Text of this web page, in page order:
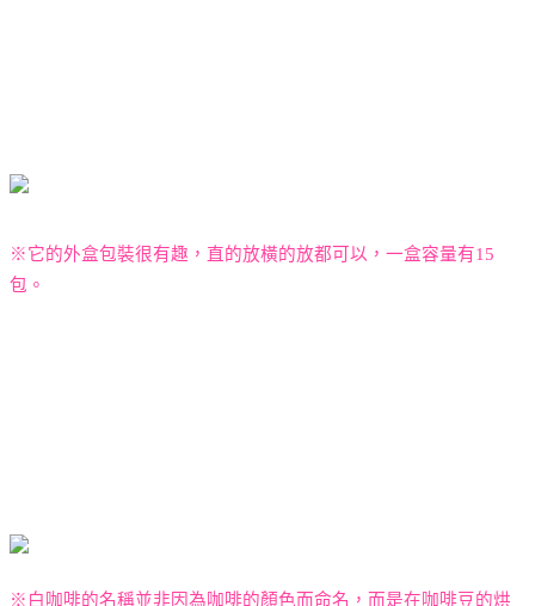
※它的外盒包裝很有趣，直的放橫的放都可以，一盒容量有15
包 。
※白咖啡的名稱並非因為咖啡的顏色而命名，而是在咖啡豆的烘